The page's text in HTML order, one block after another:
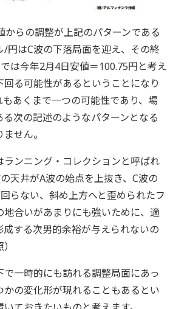
からの調整が上記のパターンである
/円はC波の下落局面を迎え、その終
は今年2月4日安値＝100.75円と考え
回る可能性があるということになり
あくまで一つの可能性であり、場
次の記述のようなパターンとなる
せん。
ランニング・コレクションと呼ばれ
天井がA波の始点を上抜き、C波の
らない、斜め上方へと歪められたフ
地合いがあまりにも強いために、適
する次男的余裕が与えられないの
一時的にも訪れる調整局面にあっ
の変化形が現れることもあるとい